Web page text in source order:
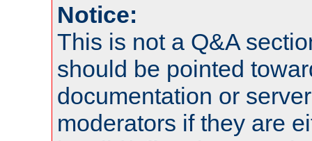
Notice:
This is not a Q&A
should be pointed
documentation or
moderators if they are